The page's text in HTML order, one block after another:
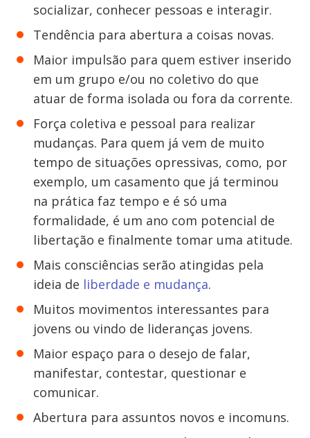
socializar, conhecer pessoas e interagir.
Tendência para abertura a coisas novas.
Maior impulsão para quem estiver inserido
em um grupo e/ou no coletivo do que
atuar de forma isolada ou fora da corrente.
Força coletiva e pessoal para realizar
mudanças. Para quem já vem de muito
tempo de situações opressivas, como, por
exemplo, um casamento que já terminou
na prática faz tempo e é só uma
formalidade, é um ano com potencial de
libertação e finalmente tomar uma atitude.
Mais consciências serão atingidas pela
ideia de liberdade e mudança.
Muitos movimentos interessantes para
jovens ou vindo de lideranças jovens.
Maior espaço para o desejo de falar,
manifestar, contestar, questionar e
comunicar.
Abertura para assuntos novos e incomuns.